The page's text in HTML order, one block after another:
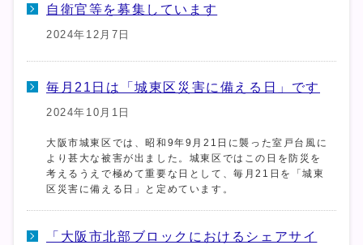
自衛官等を募集しています
2024年12月7日
毎月21日は「城東区災害に備える日」です
2024年10月1日
大阪市城東区では、昭和9年9月21日に襲った室戸台風に
より甚大な被害が出ました。城東区ではこの日を防災を
考えるうえで極めて重要な日として、毎月21日を「城東
区災害に備える日」と定めています。
「大阪市北部ブロックにおけるシェアサイ